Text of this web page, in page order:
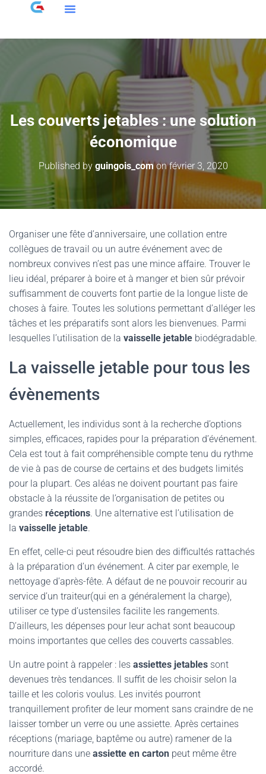
Les couverts jetables : une solution
économique
Published by guingois_comonfévrier 3, 2020
Organiser une fête d’anniversaire, une collation entre
collègues de travail ou un autre événement avec de
nombreux convives n’est pas une mince affaire. Trouver le
lieu idéal, préparer à boire et à manger et bien sûr prévoir
suffisamment de couverts font partie de la longue liste de
choses à faire. Toutes les solutions permettant d’alléger les
tâches et les préparatifs sont alors les bienvenues. Parmi
lesquelles l’utilisation de la vaisselle jetable biodégradable.
La vaisselle jetable pour tous les
évènements
Actuellement, les individus sont à la recherche d’options
simples, efficaces, rapides pour la préparation d’événement.
Cela est tout à fait compréhensible compte tenu du rythme
de vie à pas de course de certains et des budgets limités
pour la plupart. Ces aléas ne doivent pourtant pas faire
obstacle à la réussite de l’organisation de petites ou
grandes réceptions. Une alternative est l’utilisation de
la vaisselle jetable.
En effet, celle-ci peut résoudre bien des difficultés rattachés
à la préparation d’un événement. A citer par exemple, le
nettoyage d’après-fête. A défaut de ne pouvoir recourir au
service d’un traiteur(qui en a généralement la charge),
utiliser ce type d’ustensiles facilite les rangements.
D’ailleurs, les dépenses pour leur achat sont beaucoup
moins importantes que celles des couverts cassables.
Un autre point à rappeler : les assiettes jetables sont
devenues très tendances. Il suffit de les choisir selon la
taille et les coloris voulus. Les invités pourront
tranquillement profiter de leur moment sans craindre de ne
laisser tomber un verre ou une assiette. Après certaines
réceptions (mariage, baptême ou autre) ramener de la
nourriture dans une assiette en carton peut même être
accordé.